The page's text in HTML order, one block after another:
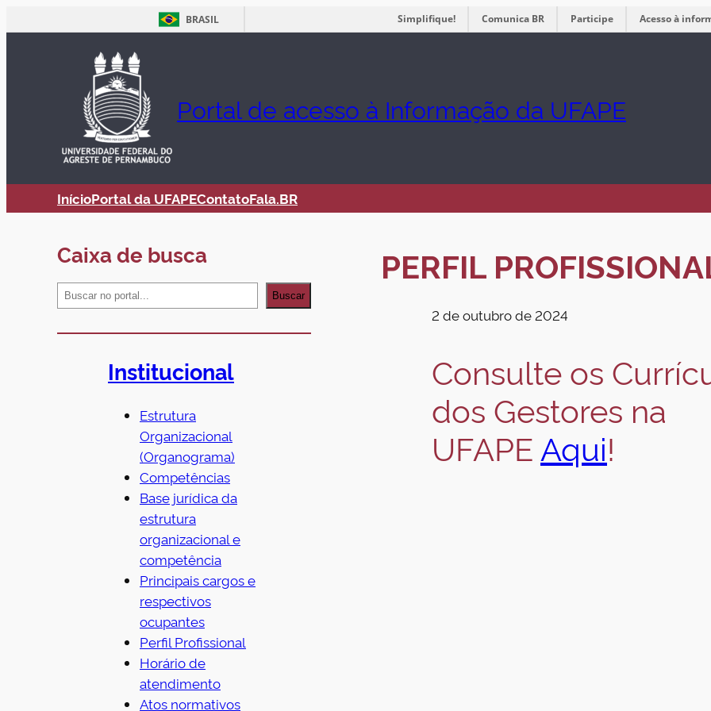
BRASIL Simplifique! Comunica BR Participe Acesso à
Portal de acesso à Informação da UFAPE
InícioPortal da UFAPEContatoFala.BR
Caixa de busca
e
a
Buscar
Institucional
Estrutura
Organizacional
(Organograma)
Competências
Base jurídica da
estrutura
organizacional e
competência
Principais cargos e
respectivos
ocupantes
Perfil Profissional
Horário de
atendimento
Atos normativos
PERFIL
2 de outubro de 2024
Consulte os
dos Gestores na
UFAPEAqui!